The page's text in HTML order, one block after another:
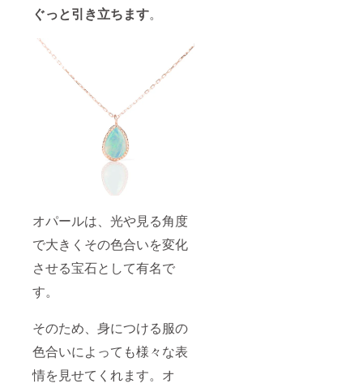
ぐっと引き立ちます。
オパールは、光や見る角度
で大きくその色合いを変化
させる宝石として有名で
す。
そのため、身につける服の
色合いによっても様々な表
情を見せてくれます。オ